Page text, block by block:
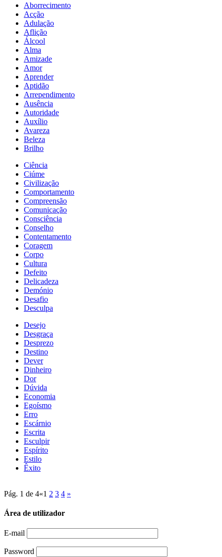
Aborrecimento
Acção
Adulação
Aflição
Álcool
Alma
Amizade
Amor
Aprender
Aptidão
Arrependimento
Ausência
Autoridade
Auxílio
Avareza
Beleza
Brilho
Ciência
Ciúme
Civilização
Comportamento
Compreensão
Comunicação
Consciência
Conselho
Contentamento
Coragem
Corpo
Cultura
Defeito
Delicadeza
Demónio
Desafio
Desculpa
Desejo
Desgraça
Desprezo
Destino
Dever
Dinheiro
Dor
Dúvida
Economia
Egoísmo
Erro
Escárnio
Escrita
Esculpir
Espírito
Estilo
Êxito
Pág. 1 de 4«1 2 3 4 »
Área de utilizador
E-mail
Password